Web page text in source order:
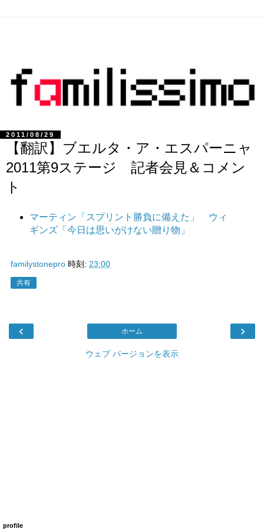
2011/08/29
【翻訳】ブエルタ・ア・エスパーニャ
2011第9ステージ 記者会見＆コメン
ト
マーティン「スプリント勝負に備えた」 ウィ
ギンズ「今日は思いがけない贈り物」
familystonepro 時刻: 23:00
共有
‹ ›
ホーム
ウェブ バージョンを表示
profile